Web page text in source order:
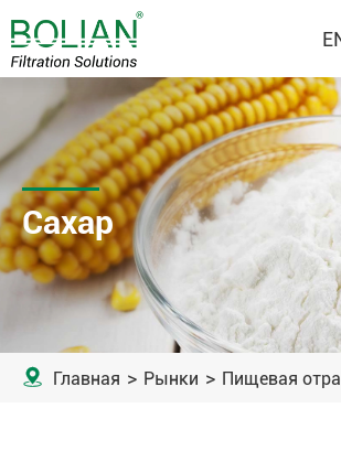
Сахар
 Главная Рынки Пищевая